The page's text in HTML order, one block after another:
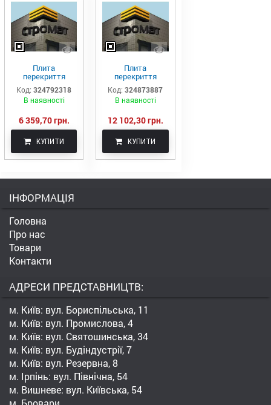
Плита
перекриття
пустотна ПК 55-
10-8
Код: 324792318
В наявності
6 359,70 грн.
КУПИТИ
Плита
перекриття
пустотна ПК 71-
15-8
Код: 324873887
В наявності
12 102,30 грн.
КУПИТИ
ІНФОРМАЦІЯ
Головна
Про нас
Товари
Контакти
АДРЕСИ ПРЕДСТАВНИЦТВ:
м. Київ: вул. Бориспільська, 11
м. Київ: вул. Промислова, 4
м. Київ: вул. Святошинська, 34
м. Київ: вул. Будіндустрії, 7
м. Київ: вул. Резервна, 8
м. Ірпінь: вул. Північна, 54
м. Вишневе: вул. Київська, 54